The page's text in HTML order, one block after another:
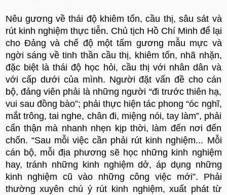
Nêu gương về thái độ khiêm tốn, cầu thị, sâu sát và
rút kinh nghiệm thực tiễn. Chủ tịch Hồ Chí Minh để lại
cho Đảng và chế độ một tấm gương mẫu mực và
ngời sáng về tinh thần cầu thị, khiêm tốn, nhã nhặn,
đặc biệt là thái độ học hỏi, cầu thị với nhân dân và
với cấp dưới của mình. Người đặt vấn đề cho cán
bộ, đảng viên phải là những người “đi trước thiên hạ,
vui sau đồng bào”; phải thực hiện tác phong “óc nghĩ,
mắt trông, tai nghe, chân đi, miệng nói, tay làm”, phải
cẩn thận mà nhanh nhẹn kịp thời, làm đến nơi đến
chốn. “Sau mỗi việc cần phải rút kinh nghiệm... Mỗi
cán bộ, mỗi địa phương sẽ học những kinh nghiệm
hay, tránh những kinh nghiệm dở, áp dụng những
kinh nghiệm cũ vào những công việc mới”. Phải
thường xuyên chú ý rút kinh nghiệm, xuất phát từ